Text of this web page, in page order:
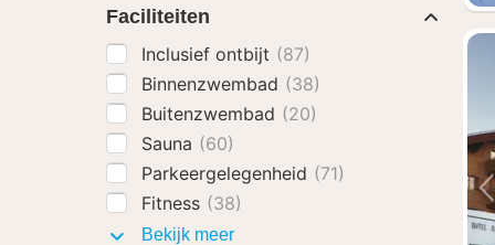
Faciliteiten
Inclusief ontbijt (87)
Binnenzwembad (38)
Buitenzwembad (20)
Sauna (60)
Parkeergelegenheid (71)
Fitness (38)
Bekijk meerFaciliteiten